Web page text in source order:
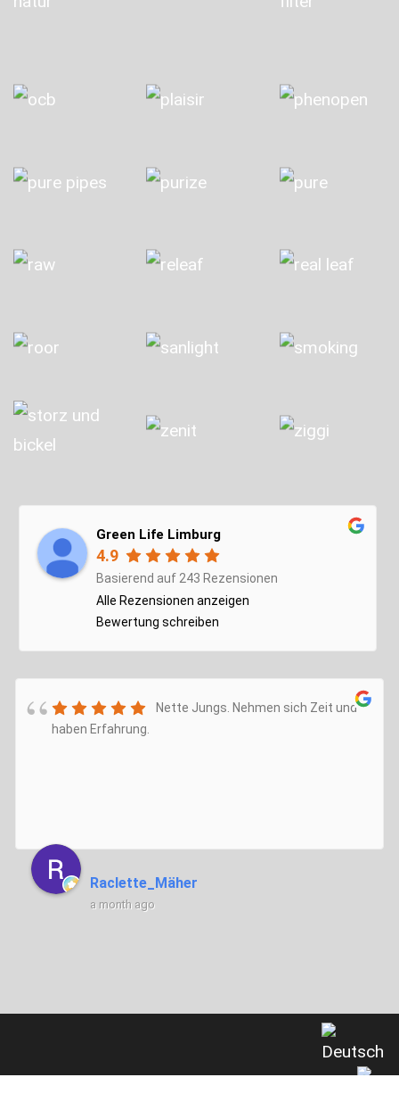
Green Life Limburg
4.9
Basierend auf 243 Rezensionen
Alle Rezensionen anzeigen
Bewertung schreiben
Nette Jungs. Nehmen sich Zeit und
haben Erfahrung.
Raclette_Mäher
a month ago